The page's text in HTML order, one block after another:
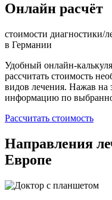
Онлайн расчёт
стоимости диагностики/
в Германии
Удобный онлайн-
рассчитать стоимость
видов лечения. Нажав
информацию по
Рассчитать стоимость
Направления
Европе